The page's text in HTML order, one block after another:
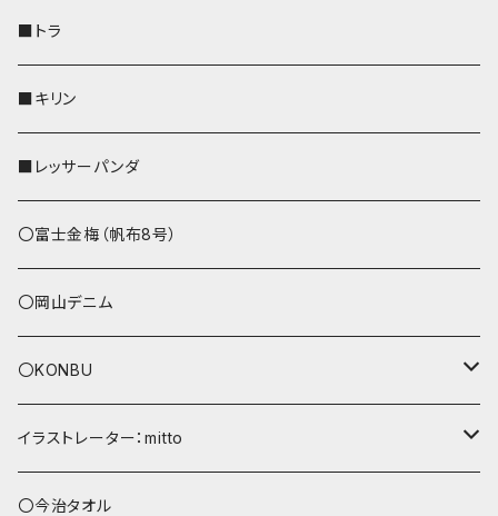
財布
その他
リール付きストラップ
リールのみ
ストラップ付
ペンホルダー
AppleWatchバンド
L字ファスナー財布
その他
■トラ
■キリン
■レッサーパンダ
〇富士金梅（帆布8号）
〇岡山デニム
〇KONBU
ショルダーバッグ
あずまバッグ
イラストレーター：mitto
シマエナガ
〇今治タオル